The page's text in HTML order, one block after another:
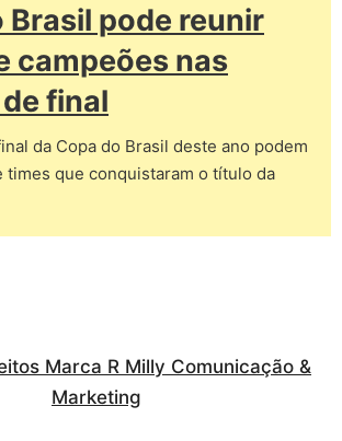
Brasil pode reunir
campeões nas
final
da Copa do Brasil deste ano podem
times que conquistaram o título da
Marca R Milly Comunicação &
Marketing